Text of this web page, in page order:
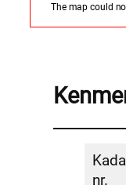
The map could
nr.